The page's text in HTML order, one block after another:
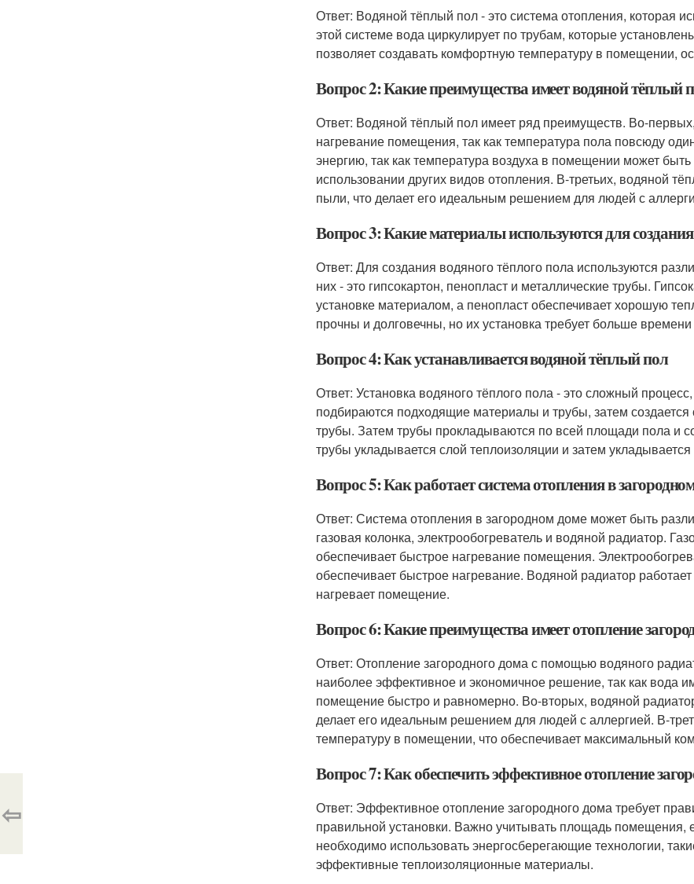
Ответ: Водяной тёплый пол - это система отопления, которая
этой системе вода циркулирует по трубам, которые
позволяет создавать комфортную температуру в помещении,
Вопрос 2: Какие преимущества имеет водяной тёплый
Ответ: Водяной тёплый пол имеет ряд преимуществ. Во-
нагревание помещения, так как температура пола повсюду
энергию, так как температура воздуха в помещении может
использовании других видов отопления. В-третьих, водяной
пыли, что делает его идеальным решением для людей с
Вопрос 3: Какие материалы используются для
Ответ: Для создания водяного тёплого пола используются
них - это гипсокартон, пенопласт и металлические трубы.
установке материалом, а пенопласт обеспечивает хорошую
прочны и долговечны, но их установка требует больше
Вопрос 4: Как устанавливается водяной тёплый пол
Ответ: Установка водяного тёплого пола - это сложный
подбираются подходящие материалы и трубы, затем
трубы. Затем трубы прокладываются по всей площади пола и
трубы укладывается слой теплоизоляции и затем
Вопрос 5: Как работает система отопления в
Ответ: Система отопления в загородном доме может быть
газовая колонка, электрообогреватель и водяной радиатор.
обеспечивает быстрое нагревание помещения.
обеспечивает быстрое нагревание. Водяной радиатор
нагревает помещение.
Вопрос 6: Какие преимущества имеет отопление
Ответ: Отопление загородного дома с помощью водяного
наиболее эффективное и экономичное решение, так как вода
помещение быстро и равномерно. Во-вторых, водяной
делает его идеальным решением для людей с аллергией. В-
температуру в помещении, что обеспечивает максимальный
Вопрос 7: Как обеспечить эффективное отопление
Ответ: Эффективное отопление загородного дома требует
правильной установки. Важно учитывать площадь помещения,
необходимо использовать энергосберегающие технологии,
эффективные теплоизоляционные материалы.
⇦